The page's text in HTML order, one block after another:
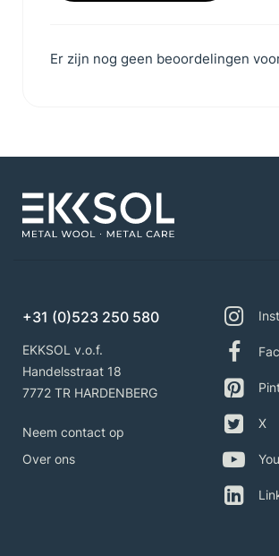
Er zijn nog geen beoordelingen
+31 (0)523 250 580
EKKSOL v.o.f.
Handelsstraat 18
7772 TR HARDENBERG
Neem contact op
Over ons
X